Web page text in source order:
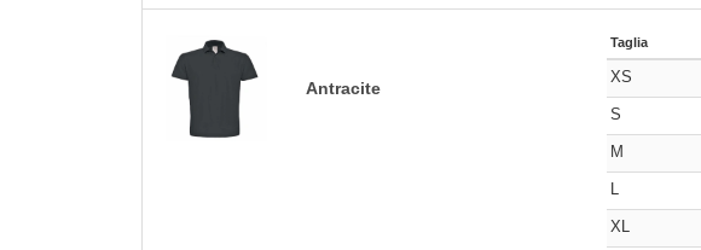
Antracite
Taglia
XS
S
M
L
XL